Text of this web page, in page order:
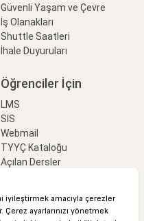
Güvenli Yaşam ve Çevre
İş Olanakları
Shuttle Saatleri
İhale Duyuruları
Öğrenciler İçin
LMS
SIS
Webmail
TYYÇ Kataloğu
Açılan Dersler